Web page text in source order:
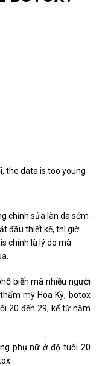
the data is too young
chỉnh sửa làn da sớm
đầu thiết kế, thì giờ
chính là lý do mà
biến mà nhiều người
mỹ Hoa Kỳ, botox
20 đến 29, kể từ năm
phụ nữ ở độ tuổi 20